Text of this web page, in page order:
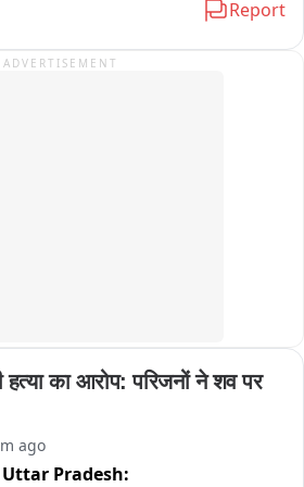
Report
ADVERTISEMENT
का आरोप: परिजनों ने शव पर
ago
Uttar Pradesh: